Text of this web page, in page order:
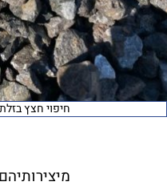
חיפוי חצץ